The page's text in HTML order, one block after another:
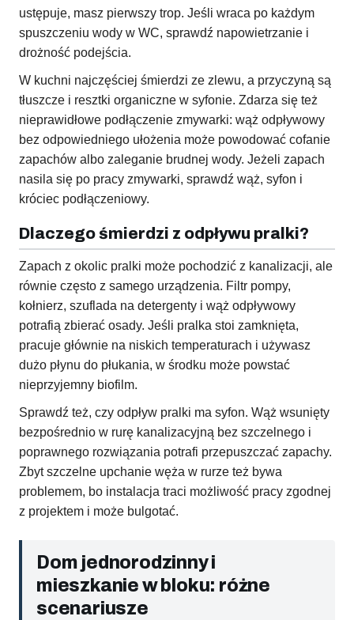
ustępuje, masz pierwszy trop. Jeśli wraca po każdym
spuszczeniu wody w WC, sprawdź napowietrzanie i
drożność podejścia.
W kuchni najczęściej śmierdzi ze zlewu, a przyczyną są
tłuszcze i resztki organiczne w syfonie. Zdarza się też
nieprawidłowe podłączenie zmywarki: wąż odpływowy
bez odpowiedniego ułożenia może powodować cofanie
zapachów albo zaleganie brudnej wody. Jeżeli zapach
nasila się po pracy zmywarki, sprawdź wąż, syfon i
króciec podłączeniowy.
Dlaczego śmierdzi z odpływu pralki?
Zapach z okolic pralki może pochodzić z kanalizacji, ale
równie często z samego urządzenia. Filtr pompy,
kołnierz, szuflada na detergenty i wąż odpływowy
potrafią zbierać osady. Jeśli pralka stoi zamknięta,
pracuje głównie na niskich temperaturach i używasz
dużo płynu do płukania, w środku może powstać
nieprzyjemny biofilm.
Sprawdź też, czy odpływ pralki ma syfon. Wąż wsunięty
bezpośrednio w rurę kanalizacyjną bez szczelnego i
poprawnego rozwiązania potrafi przepuszczać zapachy.
Zbyt szczelne upchanie węża w rurze też bywa
problemem, bo instalacja traci możliwość pracy zgodnej
z projektem i może bulgotać.
Dom jednorodzinny i
mieszkanie w bloku: różne
scenariusze